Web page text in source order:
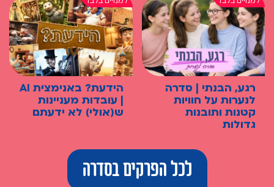
רגע, הבנתי | סדרה
לנערות על חוויות
קטנות ותובנות
גדולות
הידעת? באנימצית AI
| עובדות מעניינות
ש(אולי) לא ידעתם
לכל הפרקים בסדרה